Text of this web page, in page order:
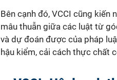
Bên cạnh đó, VCCI cũng kiến
mâu thuẫn giữa các luật từ
và dự đoán được của pháp
hậu kiểm, cải cách thực chất